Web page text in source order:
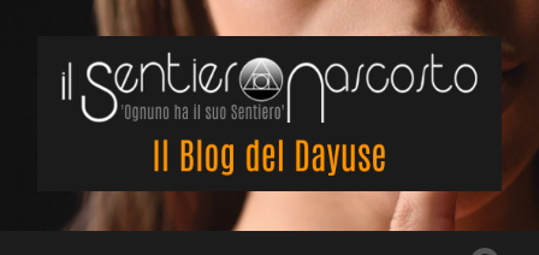
Nascosto